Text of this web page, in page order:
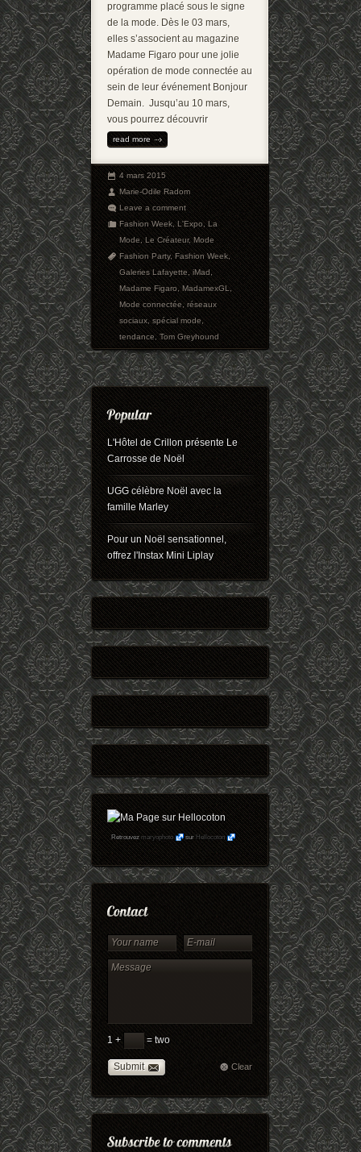
programme placé sous le signe
de la mode. Dès le 03 mars,
elles s’associent au magazine
Madame Figaro pour une jolie
opération de mode connectée au
sein de leur événement Bonjour
Demain. Jusqu’au 10 mars,
vous pourrez découvrir
read more
4 mars 2015
Marie-Odile Radom
Leave a comment
Fashion Week,L'Expo,La
Mode,Le Créateur,Mode
Fashion Party,Fashion Week,
Galeries Lafayette,iMad,
Madame Figaro,MadamexGL,
Mode connectée,réseaux
sociaux,spécial mode,
tendance,Tom Greyhound
L'Hôtel de Crillon présente Le
Carrosse de Noël
UGG célèbre Noël avec la
famille Marley
Pour un Noël sensationnel,
offrez l'Instax Mini Liplay
Retrouvezmaryophoto surHellocoton
1 + = two
Submit Clear